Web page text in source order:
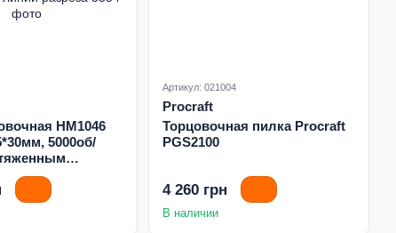
HM1046
5000об/
и указателем
Артикул: 021004
Procraft
Торцовочная пилка Procraft
PGS2100
4 260 грн
В наличии